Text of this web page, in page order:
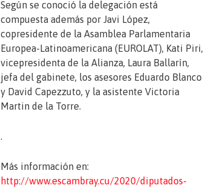
Según se conoció la delegación está
compuesta además por Javi López,
copresidente de la Asamblea Parlamentaria
Europea-Latinoamericana (EUROLAT), Kati Piri,
vicepresidenta de la Alianza, Laura Ballarín,
jefa del gabinete, los asesores Eduardo Blanco
y David Capezzuto, y la asistente Victoria
Martin de la Torre.
.
Más información en:
http://www.escambray.cu/2020/diputados-